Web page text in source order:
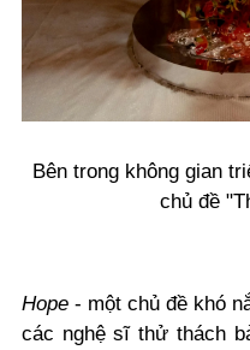
Bên trong không gian
chủ đề
Hope - một chủ đề khó
các nghệ sĩ thử thách